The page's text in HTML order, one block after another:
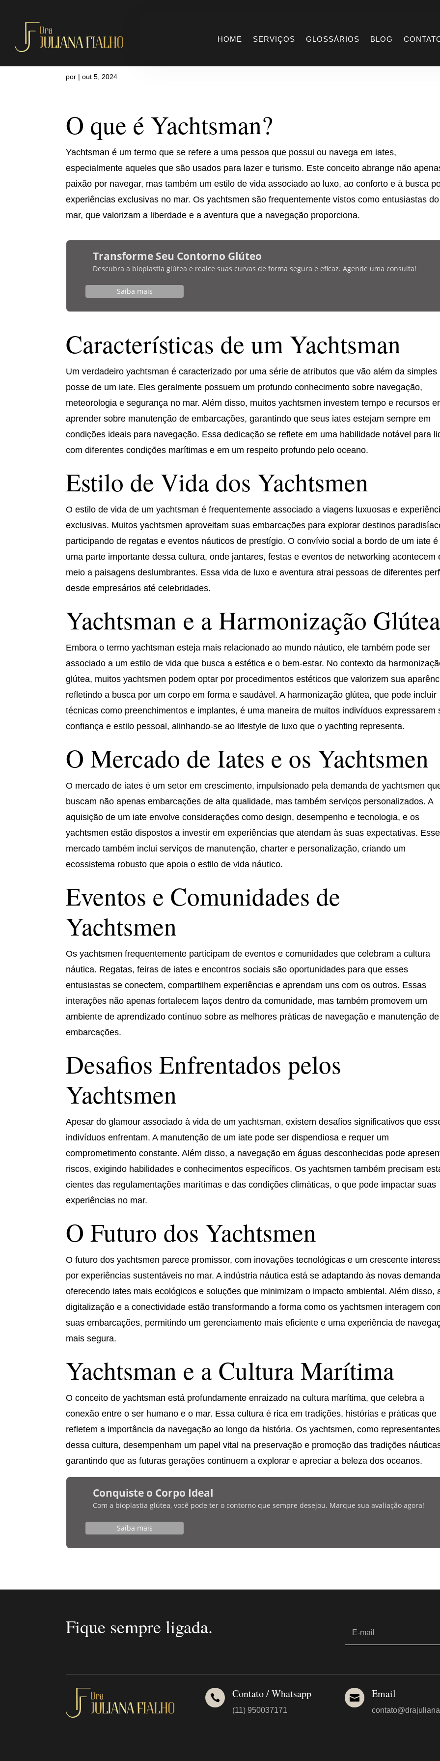
HOME SERVIÇOS GLOSSÁRIOS BLOG
O que é Yachtsman
por |out 5, 2024
O que é Yachtsman?
Yachtsman é um termo que se refere a uma pessoa que possui ou navega em iates,
especialmente aqueles que são usados para lazer e turismo. Este conceito abrange não
paixão por navegar, mas também um estilo de vida associado ao luxo, ao conforto e à busca
experiências exclusivas no mar. Os yachtsmen são frequentemente vistos como entusiastas do
mar, que valorizam a liberdade e a aventura que a navegação proporciona.
Transforme Seu Contorno Glúteo
Descubra a bioplastia glútea e realce suas curvas de forma segura e eficaz. Agende uma consulta!
Saiba mais
Características de um Yachtsman
Um verdadeiro yachtsman é caracterizado por uma série de atributos que vão além da simples
posse de um iate. Eles geralmente possuem um profundo conhecimento sobre navegação,
meteorologia e segurança no mar. Além disso, muitos yachtsmen investem tempo e recursos
aprender sobre manutenção de embarcações, garantindo que seus iates estejam sempre em
condições ideais para navegação. Essa dedicação se reflete em uma habilidade notável para
com diferentes condições marítimas e em um respeito profundo pelo oceano.
Estilo de Vida dos Yachtsmen
O estilo de vida de um yachtsman é frequentemente associado a viagens luxuosas e
exclusivas. Muitos yachtsmen aproveitam suas embarcações para explorar destinos
participando de regatas e eventos náuticos de prestígio. O convívio social a bordo de um iate é
uma parte importante dessa cultura, onde jantares, festas e eventos de networking acontecem
meio a paisagens deslumbrantes. Essa vida de luxo e aventura atrai pessoas de diferentes
desde empresários até celebridades.
Yachtsman e a Harmonização Glútea
Embora o termo yachtsman esteja mais relacionado ao mundo náutico, ele também pode ser
associado a um estilo de vida que busca a estética e o bem-estar. No contexto da
glútea, muitos yachtsmen podem optar por procedimentos estéticos que valorizem sua
refletindo a busca por um corpo em forma e saudável. A harmonização glútea, que pode incluir
técnicas como preenchimentos e implantes, é uma maneira de muitos indivíduos expressarem
confiança e estilo pessoal, alinhando-se ao lifestyle de luxo que o yachting representa.
O Mercado de Iates e os Yachtsmen
O mercado de iates é um setor em crescimento, impulsionado pela demanda de yachtsmen
buscam não apenas embarcações de alta qualidade, mas também serviços personalizados. A
aquisição de um iate envolve considerações como design, desempenho e tecnologia, e os
yachtsmen estão dispostos a investir em experiências que atendam às suas expectativas. Esse
mercado também inclui serviços de manutenção, charter e personalização, criando um
ecossistema robusto que apoia o estilo de vida náutico.
Eventos e Comunidades de
Yachtsmen
Os yachtsmen frequentemente participam de eventos e comunidades que celebram a cultura
náutica. Regatas, feiras de iates e encontros sociais são oportunidades para que esses
entusiastas se conectem, compartilhem experiências e aprendam uns com os outros. Essas
interações não apenas fortalecem laços dentro da comunidade, mas também promovem um
ambiente de aprendizado contínuo sobre as melhores práticas de navegação e manutenção de
embarcações.
Desafios Enfrentados pelos
Yachtsmen
Apesar do glamour associado à vida de um yachtsman, existem desafios significativos que
indivíduos enfrentam. A manutenção de um iate pode ser dispendiosa e requer um
comprometimento constante. Além disso, a navegação em águas desconhecidas pode
riscos, exigindo habilidades e conhecimentos específicos. Os yachtsmen também precisam
cientes das regulamentações marítimas e das condições climáticas, o que pode impactar suas
experiências no mar.
O Futuro dos Yachtsmen
O futuro dos yachtsmen parece promissor, com inovações tecnológicas e um crescente
por experiências sustentáveis no mar. A indústria náutica está se adaptando às novas
oferecendo iates mais ecológicos e soluções que minimizam o impacto ambiental. Além disso,
digitalização e a conectividade estão transformando a forma como os yachtsmen interagem
suas embarcações, permitindo um gerenciamento mais eficiente e uma experiência de
mais segura.
Yachtsman e a Cultura Marítima
O conceito de yachtsman está profundamente enraizado na cultura marítima, que celebra a
conexão entre o ser humano e o mar. Essa cultura é rica em tradições, histórias e práticas que
refletem a importância da navegação ao longo da história. Os yachtsmen, como representantes
dessa cultura, desempenham um papel vital na preservação e promoção das tradições
garantindo que as futuras gerações continuem a explorar e apreciar a beleza dos oceanos.
Conquiste o Corpo Ideal
Com a bioplastia glútea, você pode ter o contorno que sempre desejou. Marque sua avaliação agora!
Saiba mais
Fique sempre ligada.
 Contato / Whatsapp
(11) 950037171
 Email